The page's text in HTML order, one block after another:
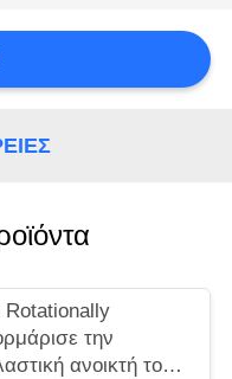
Rotationally
την
ανοικτή τοπ